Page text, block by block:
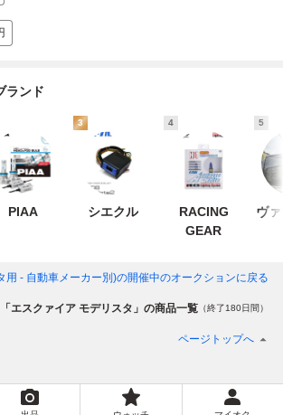
ランド
PIAA
3
シエクル
4
RACING
GEAR
5
ヴ
用 - 自動車メーカー別)の開催中のオークションに戻る
「エスクァイア モデリスタ」の商品一覧 （終了180日間）
ページトップへ